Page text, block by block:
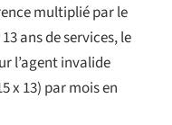
multiplié par le
ans de services, le
l’agent invalide
x 13) par mois en